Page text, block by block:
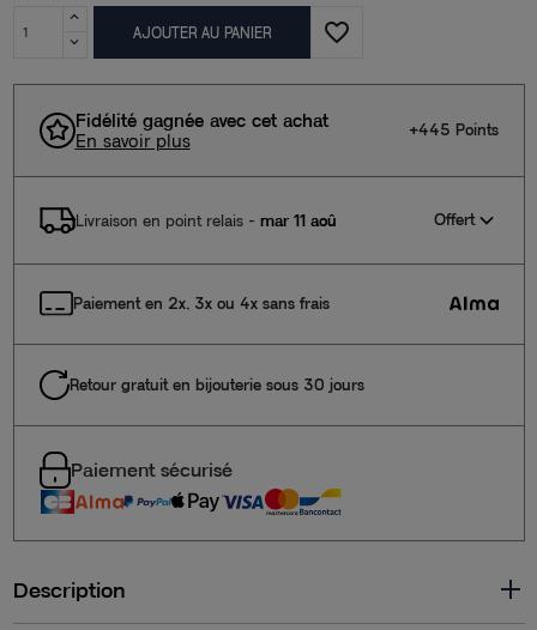
AJOUTER AU PANIER favorite_border
Fidélité gagnée avec cet achat
En savoir plus
+445 Points
Livraison en point relais- mar 11 aoû Offert
Paiement en 2x, 3x ou 4x sans frais
Retour gratuit en bijouterie sous 30 jours
Paiement sécurisé
Description